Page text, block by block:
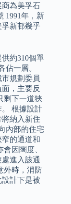
商為美孚石
1991年，新
新邨幾乎
約310個單
佔一層。
規劃委員
，主要反
剩下一道狹
根據設計
納入新住
內部的住宅
的通道和
因闊度、
進入該通
外時，消防
計下是被